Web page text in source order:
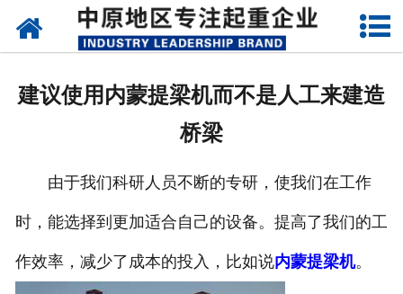
网站首页
企业视频
建议使用内蒙提梁机而不是人工来建造
桥梁
由于我们科研人员不断的专研，使我们在工作
时，能选择到更加适合自己的设备。提高了我们的工
作效率，减少了成本的投入，比如说内蒙提梁机。